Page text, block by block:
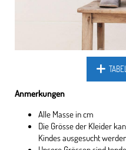
Anmerkungen
Alle Masse in cm
Die Grösse der Kleider
Kindes ausgesucht